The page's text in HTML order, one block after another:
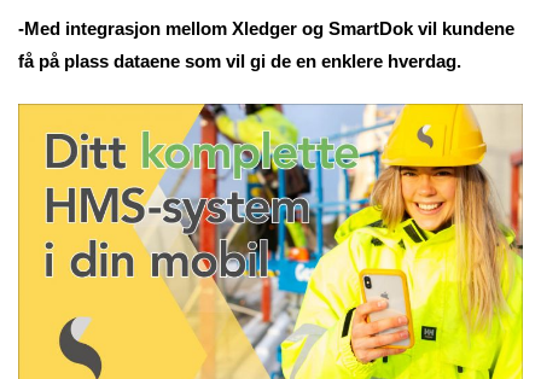
-Med integrasjon mellom Xledger og SmartDok vil kundene
få på plass dataene som vil gi de en enklere hverdag.